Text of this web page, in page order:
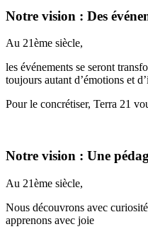
Notre vision : Des
Au 21ème siècle,
les événements se seront
toujours autant d’émotions et
Pour le concrétiser, Terra 21
Notre vision : Une
Au 21ème siècle,
Nous découvrons avec
apprenons avec joie